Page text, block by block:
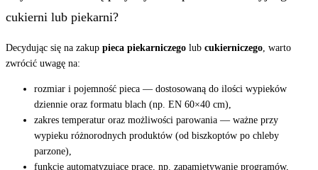
cukierni lub piekarni?
Decydując się na zakup pieca piekarniczego lub cukierniczego, warto
zwrócić uwagę na:
rozmiar i pojemność pieca — dostosowaną do ilości wypieków
dziennie oraz formatu blach (np. EN 60×40 cm),
zakres temperatur oraz możliwości parowania — ważne przy
wypieku różnorodnych produktów (od biszkoptów po chleby
parzone),
funkcje automatyzujące pracę, np. zapamiętywanie programów,